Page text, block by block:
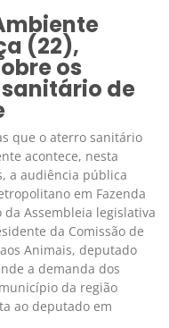
(22),
os
de
que o aterro sanitário
acontece, nesta
a audiência pública
em Fazenda
da Assembleia legislativa
da Comissão de
Animais, deputado
a demanda dos
da região
ao deputado em